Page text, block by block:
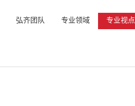
弘齐团队 专业领域 专业视点